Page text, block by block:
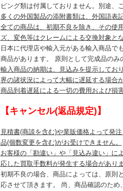
ピング類は付属しておりません。別途、
多くの外国製品の添附書類は、外国語表
全ての商品は、初期不良を除き、その使
ズ、変色等はクレームによる交換対象と
日本に代理店や輸入元がある輸入商品で
商品があります。 原則として完成品のみ
輸入商品の納期は、見込みを提示してお
界の諸状況によって大幅に遅延する場合
商品到着遅延による一切の費用および損
【キャンセル(返品規定)】
見積書(商談を含む)や業販価格よって発
品(個数変更を含む)がお受けできません。
お客様の「勘違い」や「見込み違い」に
応した買取手数料が発生する場合があり
初期不良の場合、商品によっては、原則
応させて頂きます。 尚、商品確認のた